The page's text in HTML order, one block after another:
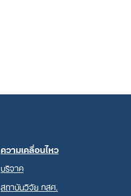
ความเคลื่อนไหว
บริจาค
สถาบันวิจัย กสศ.